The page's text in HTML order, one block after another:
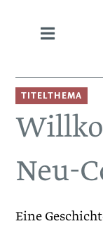
TITELTHEMA
Neu-
Eine